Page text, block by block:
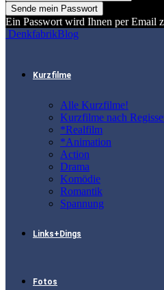
Ein Passwort wird Ihnen per Email
DenkfabrikBlog
Kurzfilme
Alle Kurzfilme!
Kurzfilme nach
*Realfilm
*Animation
Action
Drama
Komödie
Romantik
Spannung
Links+Dings
Fotos